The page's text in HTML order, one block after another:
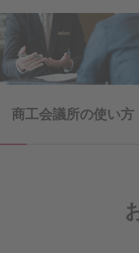
商工会議所の使い方